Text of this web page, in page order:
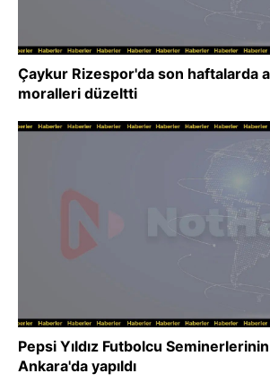
Çaykur Rizespor'da son haftalarda
moralleri düzeltti
Pepsi Yıldız Futbolcu
Ankara'da yapıldı